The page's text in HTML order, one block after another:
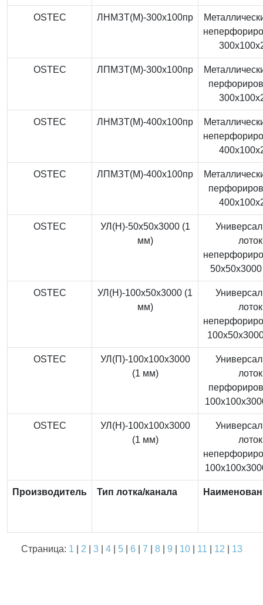
OSTEC ЛНМЗТ(М)-300x100пр
OSTEC ЛПМЗТ(М)-300x100пр
OSTEC ЛНМЗТ(М)-400x100пр
OSTEC ЛПМЗТ(М)-400x100пр
OSTEC
УЛ(Н)-50x50x3000 (1
мм)
лоток
OSTEC
УЛ(Н)-100x50x3000 (1
мм)
лоток
OSTEC
УЛ(П)-100x100x3000
(1 мм)
лоток
OSTEC
УЛ(Н)-100x100x3000
(1 мм)
лоток
Производитель Тип лотка/канала
Страница: 1 2 3| 4| 5| 6 7 8| 9 10| 11 12 13